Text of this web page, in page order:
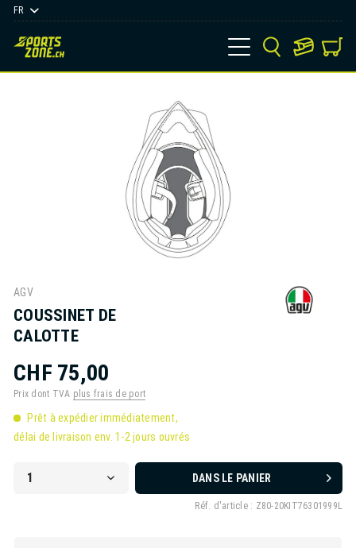
FR
AGV
COUSSINET DE
CALOTTE
CHF 75,00
Prix dont TVA plus frais de port
Prêt à expédier immédiatement,
délai de livraison env. 1-2 jours ouvrés
DANS LE PANIER
Réf. d'article : Z80-20KIT76301999L